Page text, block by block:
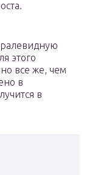
этого
все же, чем
в
в